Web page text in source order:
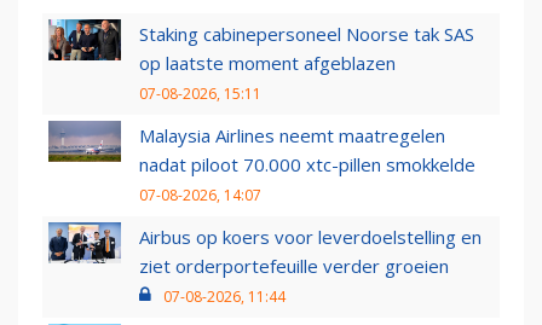
Staking cabinepersoneel Noorse tak SAS
op laatste moment afgeblazen
07-08-2026, 15:11
Malaysia Airlines neemt maatregelen
nadat piloot 70.000 xtc-pillen smokkelde
07-08-2026, 14:07
Airbus op koers voor leverdoelstelling en
ziet orderportefeuille verder groeien
07-08-2026, 11:44